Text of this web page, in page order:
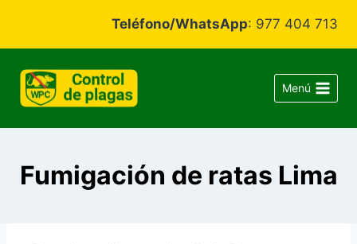
contenido
Teléfono/WhatsApp: 977 404 713
Menú
Fumigación de ratas Lima